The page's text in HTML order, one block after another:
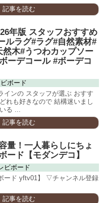
記事を読む
年版 スタッフおすすめ
ルラグ#ラグ#自然素材#
然木#うつわカップソー
ーデコール #ボーデコ
ボード
インの スタッフが選ぶ おすす
れも好きなので 結構迷いまし
る ...
記事を読む
量！一人暮らしにちょ
ード【モダンデコ】
ビボード
ード yftv01】 ▽チャンネル登録
記事を読む